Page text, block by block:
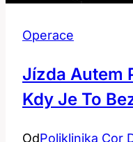
Operace
Jízda Autem
Kdy Je To
OdPoliklinika Cor